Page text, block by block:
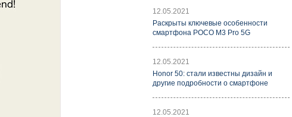
12.05.2021
Раскрыты ключевые особенности
смартфона POCO M3 Pro 5G
12.05.2021
Honor 50: стали известны дизайн и
другие подробности о смартфоне
12.05.2021